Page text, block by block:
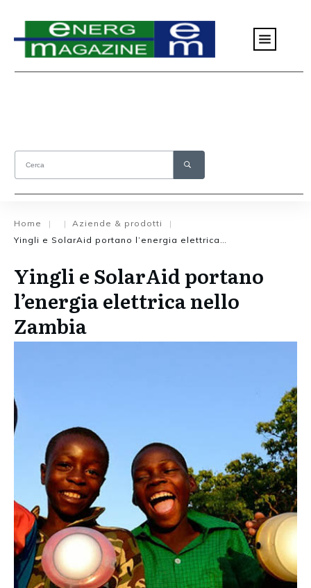
Home | | Aziende & prodotti
|
Yingli e SolarAid portano
l’energia elettrica nello
Zambia